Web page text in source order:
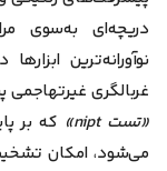
سکس‌تراپی
روانشناسی
سلامت بانوان
سلامت آقایان
همدلی و رابطه
بیماری‌ها
خودمراقبتی
ایمپو آقایان
دریچه‌ای به‌سوی
نوآورانه‌ترین
غربالگری
«تست nipt»
می‌شود، امکان